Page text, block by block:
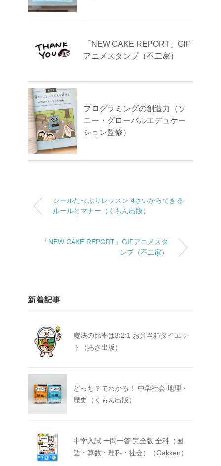
「NEW CAKE REPORT」GIF
アニメスタンプ（不二家）
プログラミングの創造力（ソ
ニー・グローバルエデュケー
ション監修）
シールたっぷりレッスン 4さいからできる
ルールとマナー（くもん出版）
「NEW CAKE REPORT」GIFアニメスタ
ンプ（不二家）
新着記事
魔法の比率は3:2:1 お弁当箱ダイエッ
ト（あさ出版）
どっち？でわかる！ 中学社会 地理・
歴史（くもん出版）
中学入試 一問一答 完全版 全科（国
語・算数・理科・社会）（Gakken）